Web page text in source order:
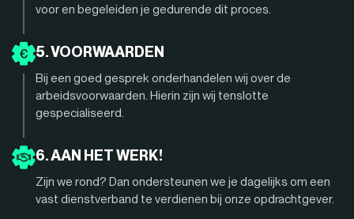
voor en begeleiden je gedurende dit proces.
5. VOORWAARDEN
Bij een goed gesprek onderhandelen wij over de
arbeidsvoorwaarden. Hierin zijn wij tenslotte
gespecialiseerd.
6. AAN HET WERK!
Zijn we rond? Dan ondersteunen we je dagelijks om een
vast dienstverband te verdienen bij onze opdrachtgever.